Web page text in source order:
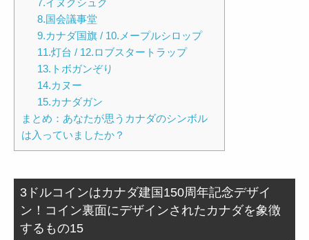
8.国会議事堂
9.カナダ国旗 / 10.メープルシロップ
11.灯台 / 12.ロブスタートラップ
13.トボガンぞり
14.カヌー
15.カナダガン
まとめ：あなたが思うカナダのシンボル
は入っていましたか？
3ドルコインはカナダ建国150周年記念デザイ
ン！コイン裏面にデザインされたカナダを象徴
するもの15